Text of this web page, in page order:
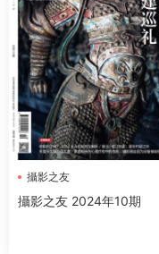
攝影之友
攝影之友 2024年10期